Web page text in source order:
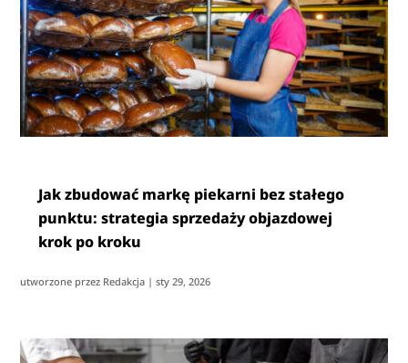
Jak zbudować markę piekarni bez stałego
punktu: strategia sprzedaży objazdowej
krok po kroku
utworzone przez Redakcja |sty 29, 2026